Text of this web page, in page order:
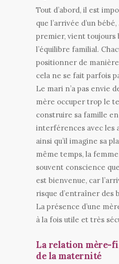
Tout d’abord, il est
que l’arrivée d’un bébé,
premier, vient toujours
l’équilibre familial.
positionner de
cela ne se fait parfois
Le mari n’a pas envie
mère occuper trop le
construire sa famille
interférences avec les
ainsi qu’il imagine sa
même temps, la
souvent conscience
est bienvenue, car
risque d’entraîner des
La présence d’une
à la fois utile et très
La relation mère-
de la maternité